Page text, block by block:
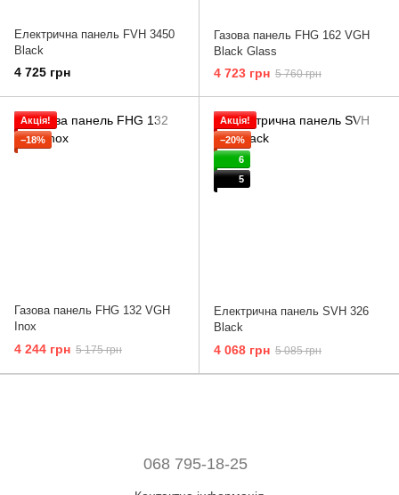
Електрична панель FVH 3450
Black
4 725 грн
Газова панель FHG 162 VGH
Black Glass
4 723 грн 5 760 грн
Акція!
−18%
Газова панель FHG 132 VGH
Inox
4 244 грн 5 175 грн
Акція!
−20%
6
5
Електрична панель SVH 326
Black
4 068 грн 5 085 грн
068 795-18-25